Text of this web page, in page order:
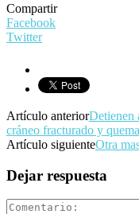
Compartir
Facebook
Twitter
Artículo anteriorDetienen
cráneo fracturado y
Artículo siguienteOtra
Dejar respuesta